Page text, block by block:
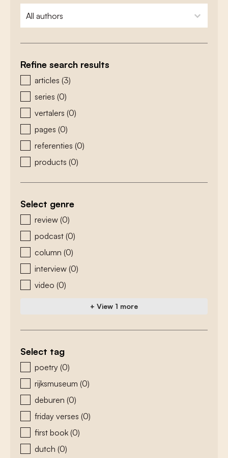
zoeken - auteurs
select content
Refine search results
zoeken - type
articles (3)
series (0)
vertalers (0)
pages (0)
referenties (0)
products (0)
Select genre
zoeken - genre
review (0)
podcast (0)
column (0)
interview (0)
video (0)
+ View 1 more
Select tag
zoeken - tags
poetry (0)
rijksmuseum (0)
deburen (0)
friday verses (0)
first book (0)
dutch (0)